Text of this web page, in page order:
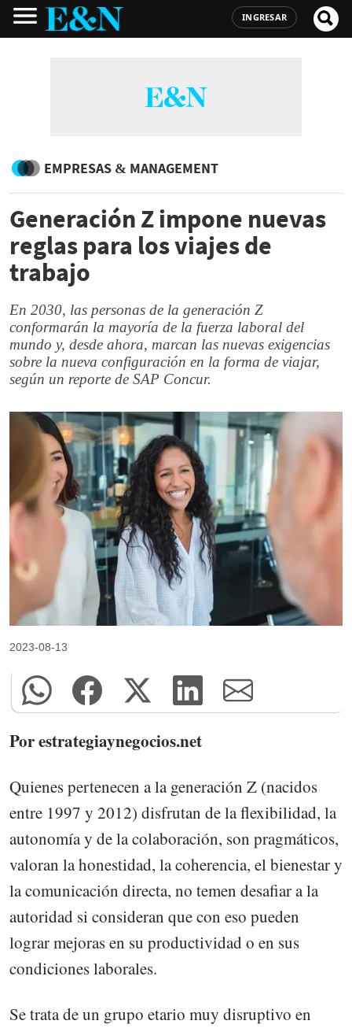
INGRESAR
EMPRESAS & MANAGEMENT
Generación Z impone nuevas
reglas para los viajes de
trabajo
En 2030, las personas de la generación Z
conformarán la mayoría de la fuerza laboral del
mundo y, desde ahora, marcan las nuevas exigencias
sobre la nueva configuración en la forma de viajar,
según un reporte de SAP Concur.
2023-08-13
Por estrategiaynegocios.net
Quienes pertenecen a la generación Z (nacidos
entre 1997 y 2012) disfrutan de la flexibilidad, la
autonomía y de la colaboración, son pragmáticos,
valoran la honestidad, la coherencia, el bienestar y
la comunicación directa, no temen desafiar a la
autoridad si consideran que con eso pueden
lograr mejoras en su productividad o en sus
condiciones laborales.
Se trata de un grupo etario muy disruptivo en